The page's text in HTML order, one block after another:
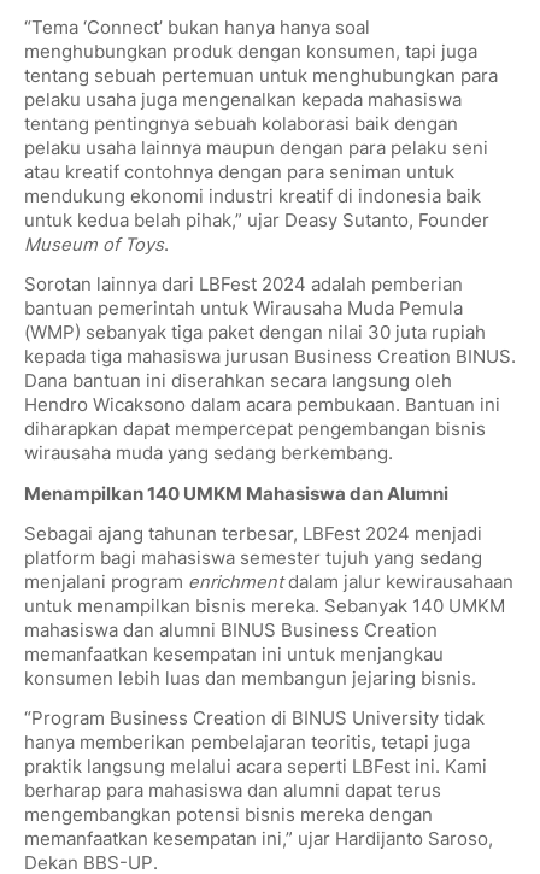
“Tema ‘Connect’ bukan hanya hanya soal
menghubungkan produk dengan konsumen, tapi juga
tentang sebuah pertemuan untuk menghubungkan para
pelaku usaha juga mengenalkan kepada mahasiswa
tentang pentingnya sebuah kolaborasi baik dengan
pelaku usaha lainnya maupun dengan para pelaku seni
atau kreatif contohnya dengan para seniman untuk
mendukung ekonomi industri kreatif di indonesia baik
untuk kedua belah pihak,” ujar Deasy Sutanto, Founder
Museum of Toys.
Sorotan lainnya dari LBFest 2024 adalah pemberian
bantuan pemerintah untuk Wirausaha Muda Pemula
(WMP) sebanyak tiga paket dengan nilai 30 juta rupiah
kepada tiga mahasiswa jurusan Business Creation BINUS.
Dana bantuan ini diserahkan secara langsung oleh
Hendro Wicaksono dalam acara pembukaan. Bantuan ini
diharapkan dapat mempercepat pengembangan bisnis
wirausaha muda yang sedang berkembang.
Menampilkan 140 UMKM Mahasiswa dan Alumni
Sebagai ajang tahunan terbesar, LBFest 2024 menjadi
platform bagi mahasiswa semester tujuh yang sedang
menjalani program enrichmentdalam jalur kewirausahaan
untuk menampilkan bisnis mereka. Sebanyak 140 UMKM
mahasiswa dan alumni BINUS Business Creation
memanfaatkan kesempatan ini untuk menjangkau
konsumen lebih luas dan membangun jejaring bisnis.
“Program Business Creation di BINUS University tidak
hanya memberikan pembelajaran teoritis, tetapi juga
praktik langsung melalui acara seperti LBFest ini. Kami
berharap para mahasiswa dan alumni dapat terus
mengembangkan potensi bisnis mereka dengan
memanfaatkan kesempatan ini,” ujar Hardijanto Saroso,
Dekan BBS-UP.